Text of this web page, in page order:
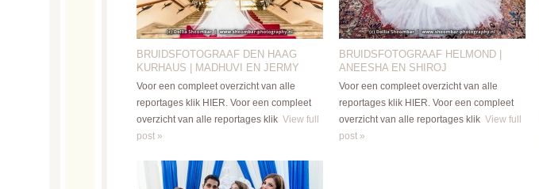
BRUIDSFOTOGRAAF DEN HAAG
KURHAUS | MADHUVI EN JERMY
Voor een compleet overzicht van alle
reportages klik HIER. Voor een compleet
overzicht van alle reportages klik View full
post »
BRUIDSFOTOGRAAF HELMOND |
ANEESHA EN SHIROJ
Voor een compleet overzicht van alle
reportages klik HIER. Voor een compleet
overzicht van alle reportages klik View full
post »